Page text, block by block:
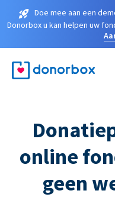
Doe mee aan een
Donorbox u kan helpen uw
online
geen